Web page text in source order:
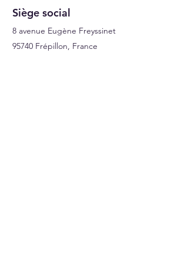
Siège social
8 avenue Eugène Freyssinet
95740 Frépillon, France